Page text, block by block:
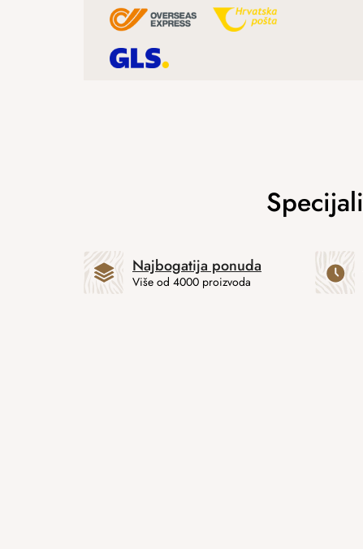
Najbogatija ponuda
Više od 4000 proizvoda